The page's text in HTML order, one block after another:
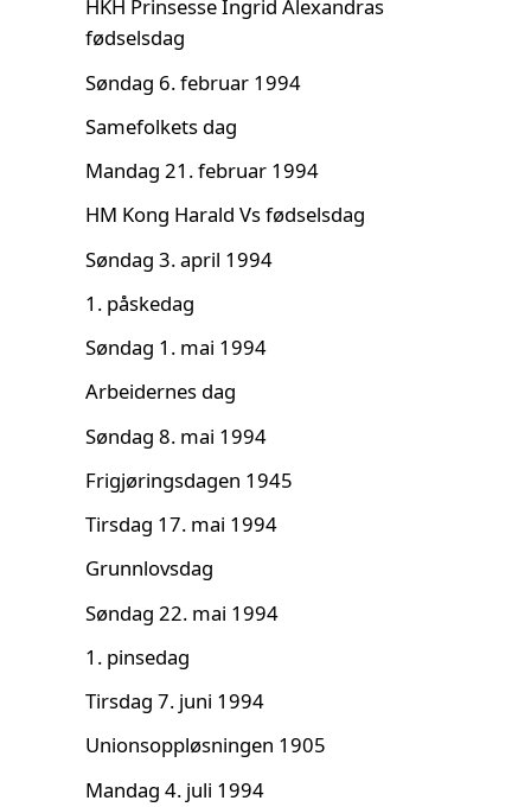
HKH Prinsesse Ingrid Alexandras
fødselsdag
Søndag 6. februar 1994
Samefolkets dag
Mandag 21. februar 1994
HM Kong Harald Vs fødselsdag
Søndag 3. april 1994
1. påskedag
Søndag 1. mai 1994
Arbeidernes dag
Søndag 8. mai 1994
Frigjøringsdagen 1945
Tirsdag 17. mai 1994
Grunnlovsdag
Søndag 22. mai 1994
1. pinsedag
Tirsdag 7. juni 1994
Unionsoppløsningen 1905
Mandag 4. juli 1994